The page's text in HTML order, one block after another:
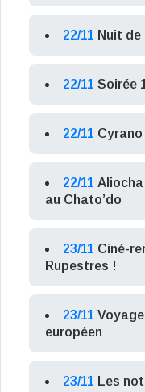
22/11 Nuit
22/11 Soirée
22/11
22/11 Aliocha
au Chato’do
23/11 Ciné-
Rupestres !
23/11
européen
23/11 Les